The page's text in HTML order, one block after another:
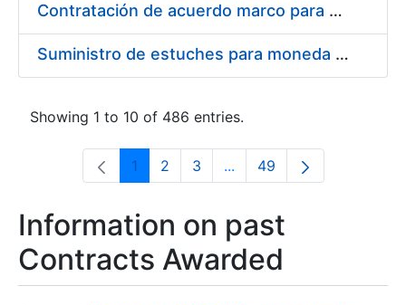
Contratación de acuerdo marco para el Suministro de Material de Electricidad para la Fábrica Nacional de Moneda y Timbre-Real Casa de la Moneda en su centro de trabajo de Burgos
Suministro de estuches para moneda de 30 €
Showing 1 to 10 of 486 entries.
Page
1 Page
2 Page
3 ...Intermediate Pages Use
Page
49
Information on past
Contracts Awarded